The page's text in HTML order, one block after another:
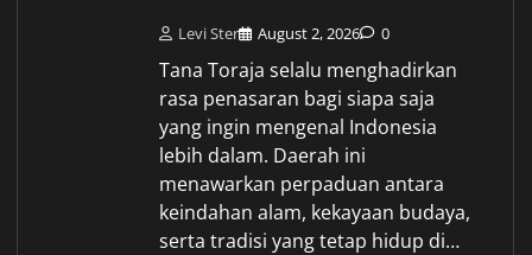
Levi Ster August 2, 2026 0
Tana Toraja selalu menghadirkan
rasa penasaran bagi siapa saja
yang ingin mengenal Indonesia
lebih dalam. Daerah ini
menawarkan perpaduan antara
keindahan alam, kekayaan budaya,
serta tradisi yang tetap hidup di…